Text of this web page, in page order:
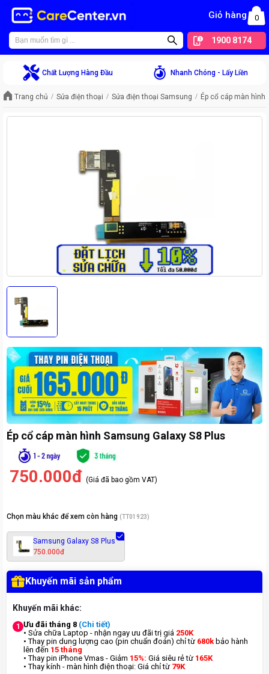
Giỏ hàng 0
1900 8174
Chất Lượng Hàng Đầu Nhanh Chóng - Lấy Liền
Trang chủ Sửa điện thoại Sửa điện thoại Samsung Ép cổ cáp màn hình
Ép cổ cáp màn hình Samsung Galaxy S8 Plus
750.000đ (Giá đã bao gồm VAT)
Chọn màu khác để xem còn hàng (TT01923)
Samsung Galaxy S8 Plus
750.000đ
Khuyến mãi sản phẩm
Khuyến mãi khác:
1 Ưu đãi tháng 8 (Chi tiết)
• Sửa chữa Laptop - nhận ngay ưu đãi trị giá 250K
• Thay pin dung lượng cao (pin chuẩn đoán) chỉ từ 680k bảo hành
lên đến 15 tháng
• Thay pin iPhone Vmas - Giảm 15%: Giá siêu rẻ từ 165K
• Thay kính - màn hình điện thoại: Giá chỉ từ 79K